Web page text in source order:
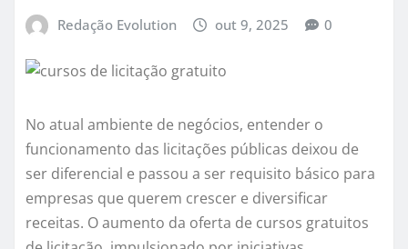
Redação Evolution out 9, 2025 0
No atual ambiente de negócios, entender o
funcionamento das licitações públicas deixou de
ser diferencial e passou a ser requisito básico para
empresas que querem crescer e diversificar
receitas. O aumento da oferta de cursos gratuitos